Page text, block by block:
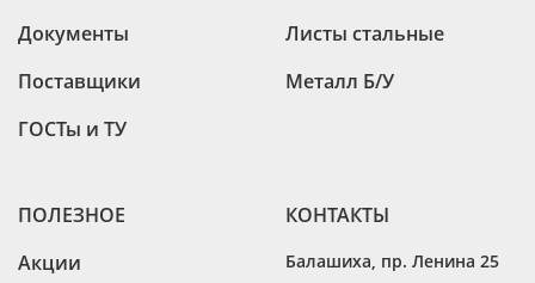
Документы
Поставщики
ГОСТы и ТУ
Листы стальные
Металл Б/У
ПОЛЕЗНОЕ
Акции
КОНТАКТЫ
Балашиха пр. Ленина 25